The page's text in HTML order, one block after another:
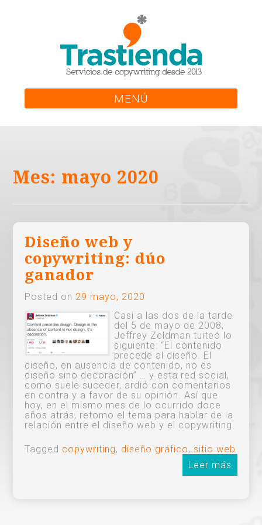
MENÚ
Mes: mayo 2020
Diseño web y
copywriting: dúo
ganador
Posted on 29 mayo, 2020
Casi a las dos de la tarde
del 5 de mayo de 2008,
Jeffrey Zeldman tuiteó lo
siguiente: “El contenido
precede al diseño. El
diseño, en ausencia de contenido, no es
diseño sino decoración” … y esta red social,
como suele suceder, ardió con comentarios
en contra y a favor de su opinión. Así que
hoy, en el mismo mes de lo ocurrido doce
años atrás, retomo el tema para hablar de la
relación entre el diseño web y el copywriting.
Tagged copywriting, diseño gráfico,sitio web
Leer más